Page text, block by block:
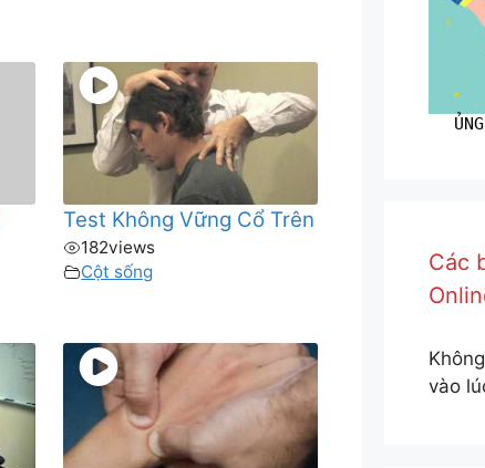
Test Không Vững Cổ Trên
182views
Cột sống
Các
vào